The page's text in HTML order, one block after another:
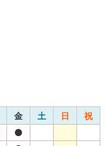
金 土 日 祝